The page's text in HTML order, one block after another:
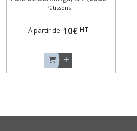
724410)
Pâtissons
À partir de 10€ HT
Concombres
Originaux,
Métulon
(2)